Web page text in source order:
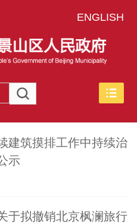
ENGLISH
建筑摸排工作中持续治
示
于拟撤销北京枫澜旅行